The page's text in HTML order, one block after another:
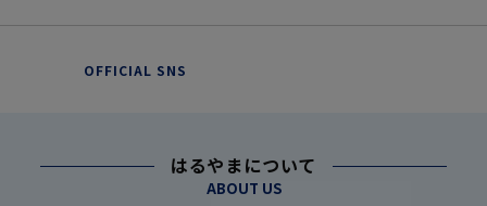
OFFICIAL SNS
はるやまについて
ABOUT US